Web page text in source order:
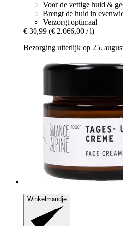
Voor de vettige huid &
Brengt de huid in
Verzorgt optimaal
€ 30,99 (€ 2.066,00 / l)
Bezorging uiterlijk op 25.
Winkelmandje